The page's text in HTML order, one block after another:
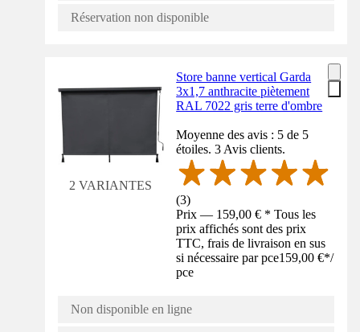
Réservation non disponible
2 VARIANTES
Store banne vertical Garda
3x1,7 anthracite piètement
RAL 7022 gris terre d'ombre
Moyenne des avis : 5 de 5
étoiles. 3 Avis clients.
(3)
Prix — 159,00 € * Tous les
prix affichés sont des prix
TTC, frais de livraison en sus
si nécessaire par pce159,00 €*/
pce
Non disponible en ligne